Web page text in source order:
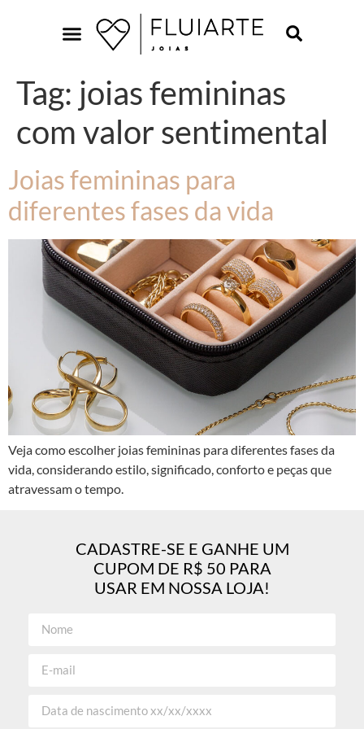
Tag: joias femininas
com valor sentimental
Joias femininas para
diferentes fases da vida
Veja como escolher joias femininas para diferentes fases da
vida, considerando estilo, significado, conforto e peças que
atravessam o tempo.
CADASTRE-SE E GANHE UM
CUPOM DE R$ 50 PARA
USAR EM NOSSA LOJA!